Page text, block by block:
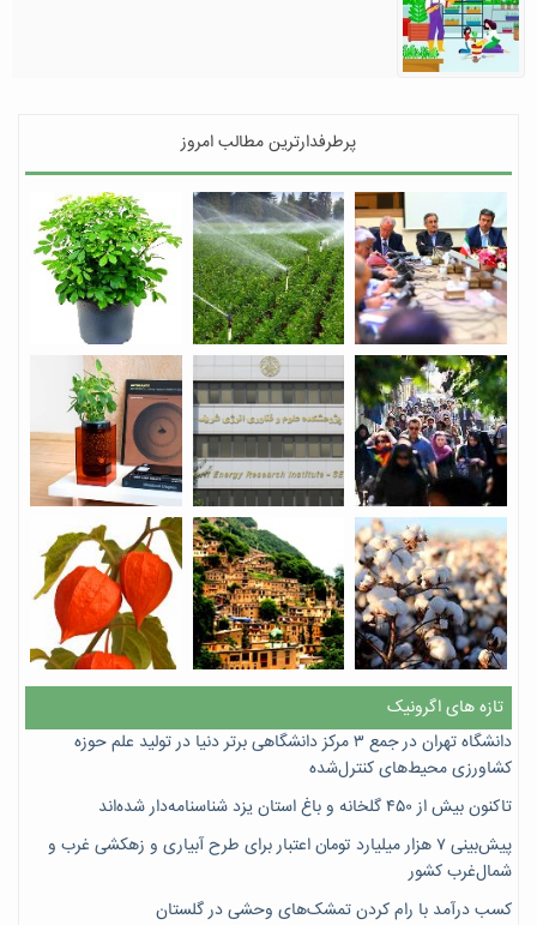
پرطرفدارترین مطالب امروز
تازه های اگرونیک
دانشگاه تهران در جمع ۳ مرکز دانشگاهی برتر دنیا در تولید علم حوزه
کشاورزی محیط‌های کنترل‌شده
تاکنون بیش از ۴۵۰ گلخانه و باغ استان یزد شناسنامه‌دار شده‌اند
پیش‌بینی ۷‌ هزار میلیارد تومان اعتبار برای طرح آبیاری و زهکشی غرب و
شمال‌غرب کشور
کسب درآمد با رام کردن تمشک‌های وحشی در گلستان